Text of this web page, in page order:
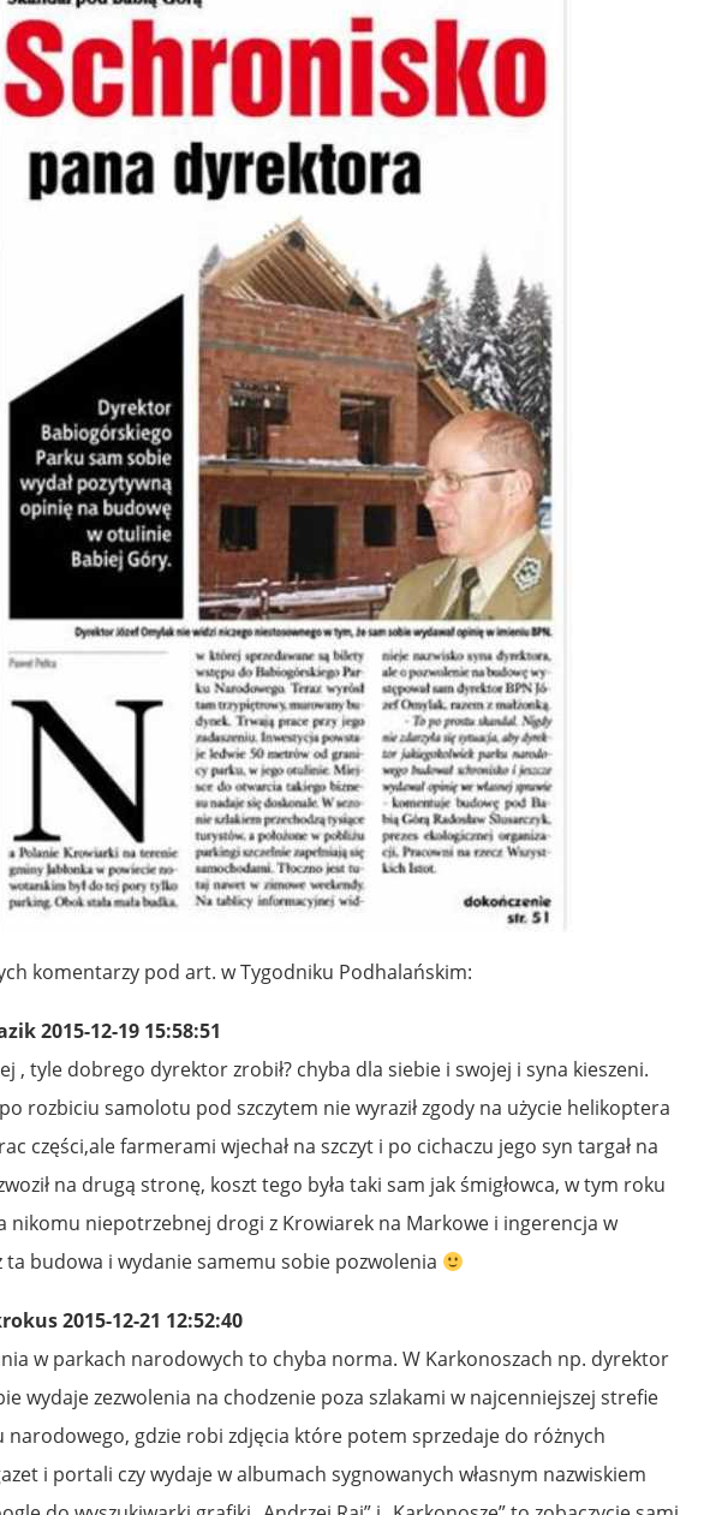
komentarzy pod art. w Tygodniku Podhalańskim:
2015-12-19 15:58:51
, tyle dobrego dyrektor zrobił? chyba dla siebie i swojej i syna kieszeni.
rozbiciu samolotu pod szczytem nie wyraził zgody na użycie helikoptera
części,ale farmerami wjechał na szczyt i po cichaczu jego syn targał na
na drugą stronę, koszt tego była taki sam jak śmigłowca, w tym roku
nikomu niepotrzebnej drogi z Krowiarek na Markowe i ingerencja w
budowa i wydanie samemu sobie pozwolenia
2015-12-21 12:52:40
w parkach narodowych to chyba norma. W Karkonoszach np. dyrektor
wydaje zezwolenia na chodzenie poza szlakami w najcenniejszej strefie
narodowego, gdzie robi zdjęcia które potem sprzedaje do różnych
i portali czy wydaje w albumach sygnowanych własnym nazwiskiem